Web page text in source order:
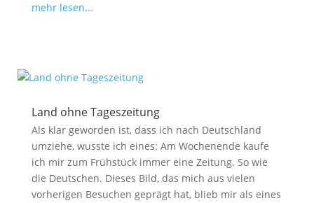
mehr lesen...
Land ohne Tageszeitung
Als klar geworden ist, dass ich nach Deutschland
umziehe, wusste ich eines: Am Wochenende kaufe
ich mir zum Frühstück immer eine Zeitung. So wie
die Deutschen. Dieses Bild, das mich aus vielen
vorherigen Besuchen geprägt hat, blieb mir als eines